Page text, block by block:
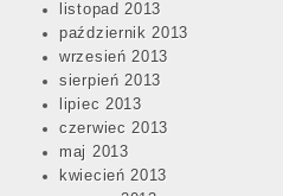
listopad 2013
październik 2013
wrzesień 2013
sierpień 2013
lipiec 2013
czerwiec 2013
maj 2013
kwiecień 2013